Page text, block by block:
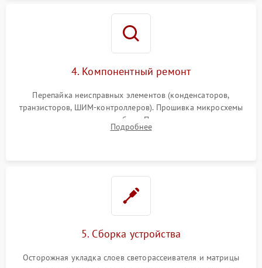
4. Компонентный ремонт
Перепайка неисправных элементов (конденсаторов,
транзисторов, ШИМ-контроллеров). Прошивка микросхемы
памяти при программных сбоях. При поломке подсветки —
разборка матрицы и замена выгоревших светодиодов.
Подробнее
5. Сборка устройства
Осторожная укладка слоев светорассеивателя и матрицы